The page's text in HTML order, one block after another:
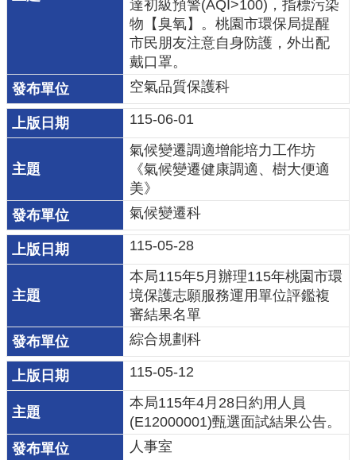
S
S
E
g
i
s
h
隱
權
政
策
網
站
安
達初級預警(AQI>100)，指標污染
物【臭氧】。桃園市環保局提醒
市民朋友注意自身防護，外出配
戴口罩。
空氣品質保護科
115-06-01
氣候變遷調適增能培力工作坊
《氣候變遷健康調適、樹大便適
美》
氣候變遷科
115-05-28
本局115年5月辦理115年桃園市環
境保護志願服務運用單位評鑑複
審結果名單
綜合規劃科
115-05-12
本局115年4⽉28日約用人員
(E12000001)甄選⾯試結果公告。
人事室